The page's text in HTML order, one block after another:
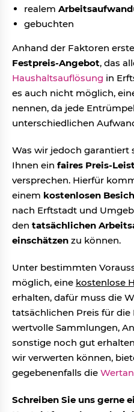
realem Arbeitsaufwand
gebuchten
Anhand der Faktoren
Festpreis-Angebot, das
Haushaltsauflösung in
es auch nicht möglich,
nennen, da jede
unterschiedlichen
Was wir jedoch garantiert
Ihnen ein faires Preis-
versprechen. Hierfür
einem kostenlosen
nach Erftstadt und
den tatsächlichen
einschätzen zu können.
Unter bestimmten
möglich, eine kostenlose
erhalten, dafür muss die
tatsächlichen Preis für
wertvolle Sammlungen,
sonstige noch gut
wir verwerten können,
gegebenenfalls die
Schreiben Sie uns gerne